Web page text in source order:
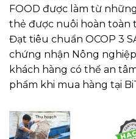
FOOD được làm từ
thẻ được nuôi hoàn toàn
Đạt tiêu chuẩn OCOP 3
chứng nhận Nông
khách hàng có thể an
phẩm khi mua hàng tại